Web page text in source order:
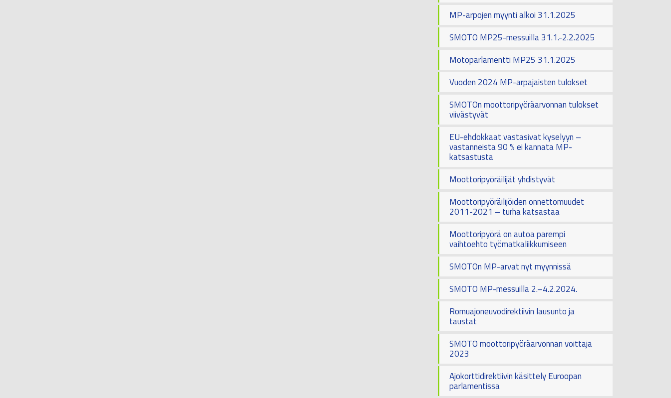
MP-arpojen myynti alkoi 31.1.2025
SMOTO MP25-messuilla 31.1.-2.2.2025
Motoparlamentti MP25 31.1.2025
Vuoden 2024 MP-arpajaisten tulokset
SMOTOn moottoripyöräarvonnan tulokset
viivästyvät
EU-ehdokkaat vastasivat kyselyyn –
vastanneista 90 % ei kannata MP-
katsastusta
Moottoripyöräilijät yhdistyvät
Moottoripyöräilijöiden onnettomuudet
2011-2021 – turha katsastaa
Moottoripyörä on autoa parempi
vaihtoehto työmatkaliikkumiseen
SMOTOn MP-arvat nyt myynnissä
SMOTO MP-messuilla 2.–4.2.2024.
Romuajoneuvodirektiivin lausunto ja
taustat
SMOTO moottoripyöräarvonnan voittaja
2023
Ajokorttidirektiivin käsittely Euroopan
parlamentissa